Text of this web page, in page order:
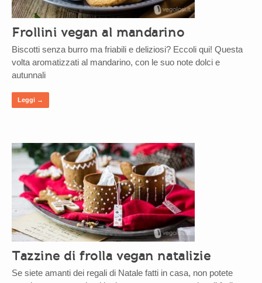
Frollini vegan al mandarino
Biscotti senza burro ma friabili e deliziosi? Eccoli qui! Questa
volta aromatizzati al mandarino, con le suo note dolci e
autunnali
Leggi →
Tazzine di frolla vegan natalizie
Se siete amanti dei regali di Natale fatti in casa, non potete